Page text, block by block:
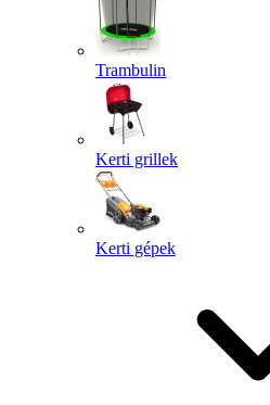
Trambulin
Kerti grillek
Kerti gépek